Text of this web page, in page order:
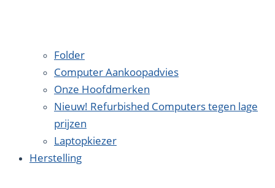
Folder
Computer Aankoopadvies
Onze Hoofdmerken
Nieuw! Refurbished Computers tegen lage
prijzen
Laptopkiezer
Herstelling